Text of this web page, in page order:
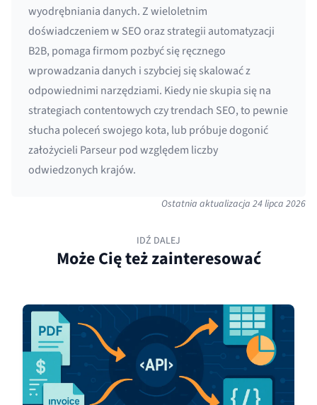
wyodrębniania danych. Z wieloletnim
doświadczeniem w SEO oraz strategii automatyzacji
B2B, pomaga firmom pozbyć się ręcznego
wprowadzania danych i szybciej się skalować z
odpowiednimi narzędziami. Kiedy nie skupia się na
strategiach contentowych czy trendach SEO, to pewnie
słucha poleceń swojego kota, lub próbuje dogonić
założycieli Parseur pod względem liczby
odwiedzonych krajów.
Ostatnia aktualizacja 24 lipca 2026
IDŹ DALEJ
Może Cię też zainteresować